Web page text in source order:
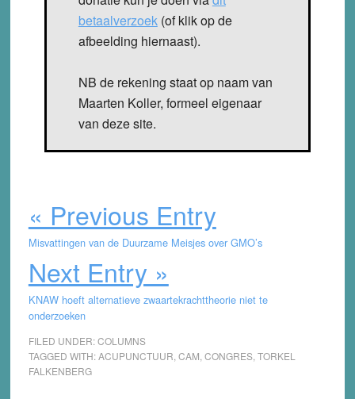
betaalverzoek(of klik op de
afbeelding hiernaast).
NB de rekening staat op naam van
Maarten Koller, formeel eigenaar
van deze site.
« Previous Entry
Misvattingen van de Duurzame Meisjes over GMO’s
Next Entry »
KNAW hoeft alternatieve zwaartekrachttheorie niet te
onderzoeken
FILED UNDER:COLUMNS
TAGGED WITH:ACUPUNCTUUR CAM CONGRES, TORKEL
FALKENBERG